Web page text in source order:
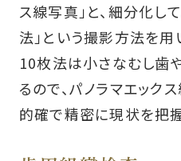
ス線写真」と、細分化し
法」という撮影方法を用
10枚法は小さなむし歯
るので、パノラマエック
的確で精密に現状を把握